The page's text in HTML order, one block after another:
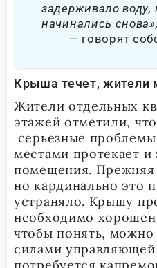
задерживало воду,
начинались снова»,
говорят
Крыша течет, жители
Жители отдельных
этажей отметили,
серьезные
местами протекает и
помещения. Прежняя
но кардинально это
устраняло. Крышу
необходимо
чтобы понять, можно
силами
потребуется